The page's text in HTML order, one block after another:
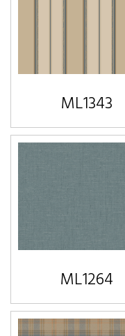
ML1343
ML1264